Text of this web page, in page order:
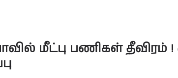
மீட்பு பணிகள் தீவிரம் !